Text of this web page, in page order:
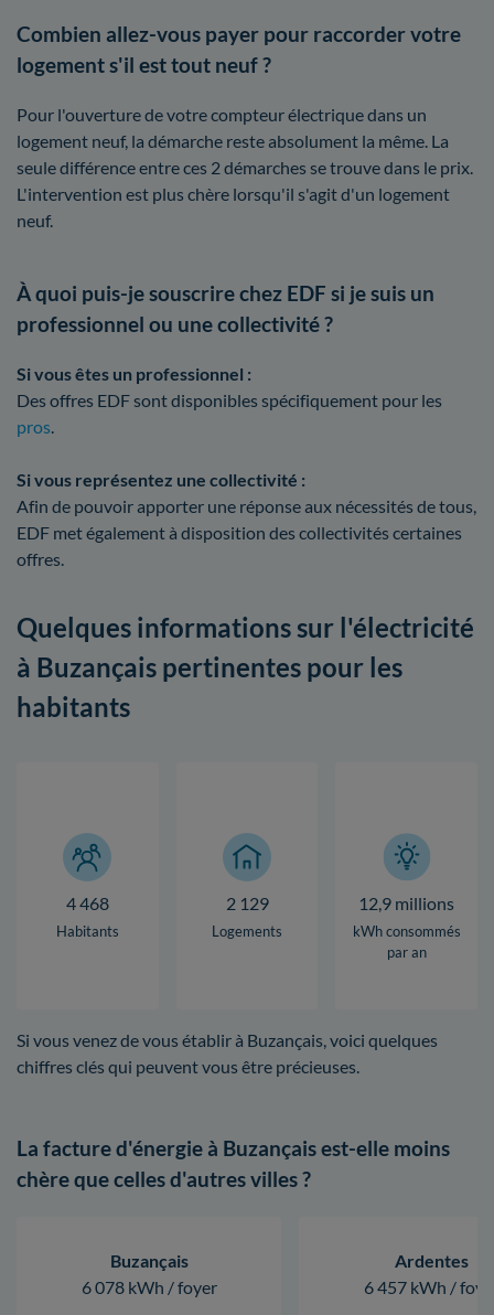
Combien allez-vous payer pour raccorder votre
logement s'il est tout neuf ?
Pour l'ouverture de votre compteur électrique dans un
logement neuf, la démarche reste absolument la même. La
seule différence entre ces 2 démarches se trouve dans le prix.
L'intervention est plus chère lorsqu'il s'agit d'un logement
neuf.
À quoi puis-je souscrire chez EDF si je suis un
professionnel ou une collectivité ?
Si vous êtes un professionnel :
Des offres EDF sont disponibles spécifiquement pour les
pros.
Si vous représentez une collectivité :
Afin de pouvoir apporter une réponse aux nécessités de tous,
EDF met également à disposition des collectivités certaines
offres.
Quelques informations sur l'électricité
à Buzançais pertinentes pour les
habitants
4 468
Habitants
2 129
Logements
12,9 millions
kWh consommés
par an
Si vous venez de vous établir à Buzançais, voici quelques
chiffres clés qui peuvent vous être précieuses.
La facture d'énergie à Buzançais est-elle moins
chère que celles d'autres villes ?
Buzançais
6 078 kWh / foyer
Ardentes
6 457 kWh /